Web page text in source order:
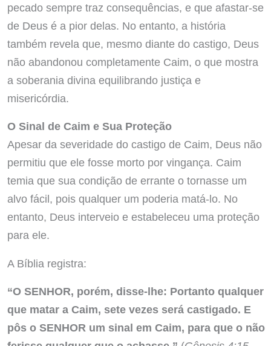
pecado sempre traz consequências, e que afastar-se
de Deus é a pior delas. No entanto, a história
também revela que, mesmo diante do castigo, Deus
não abandonou completamente Caim, o que mostra
a soberania divina equilibrando justiça e
misericórdia.
O Sinal de Caim e Sua Proteção
Apesar da severidade do castigo de Caim, Deus não
permitiu que ele fosse morto por vingança. Caim
temia que sua condição de errante o tornasse um
alvo fácil, pois qualquer um poderia matá-lo. No
entanto, Deus interveio e estabeleceu uma proteção
para ele.
A Bíblia registra:
“O SENHOR, porém, disse-lhe: Portanto qualquer
que matar a Caim, sete vezes será castigado. E
pôs o SENHOR um sinal em Caim, para que o não